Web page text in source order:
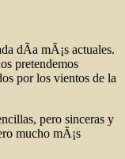
dÃ­a mÃ¡s actuales.
pretendemos
por los vientos de la
pero sinceras y
mucho mÃ¡s